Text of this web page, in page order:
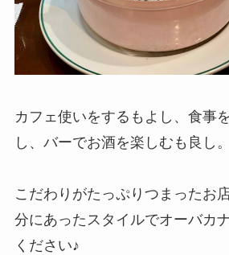
カフェ使いをするもよし、食事
し、バーでお酒を楽しむも良し。
こだわりがたっぷりつまったお
分にあったスタイルでオーバカ
ください♪